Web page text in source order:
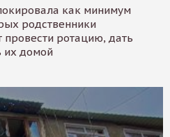
как минимум
родственники
ротацию, дать
их домой